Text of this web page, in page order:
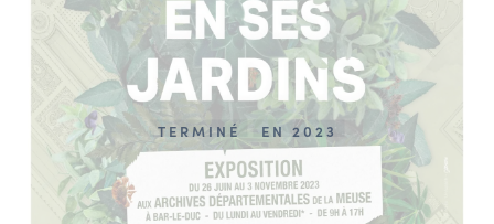
TERMINÉ EN 2023